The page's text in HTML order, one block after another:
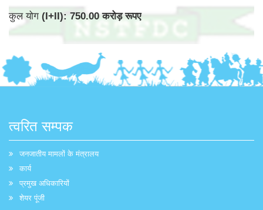
कुल योग (I+II): 750.00 करोड़ रूपए
त्वरित सम्पक
जनजातीय मामलों के मंत्रालय
कार्य
प्रमुख अधिकारियों
शेयर पूंजी